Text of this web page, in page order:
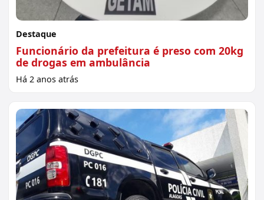
Destaque
Funcionário da prefeitura é preso com 20kg
de drogas em ambulância
Há 2 anos atrás